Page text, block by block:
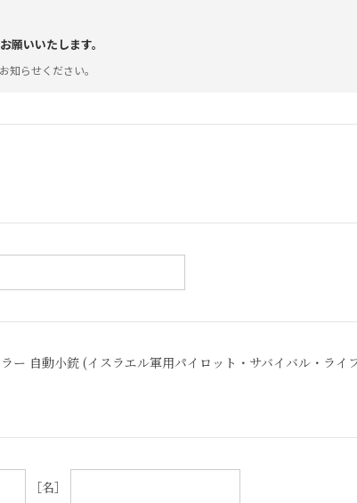
いいたします。
らせください。
ー 自動小銃 (イスラエル軍用パイロット・サバイバル・ライフ
［名］